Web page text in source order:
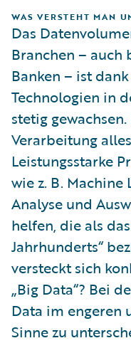
WAS VERSTEHT MAN
Das
Branchen – auch
Banken – ist
Technologien in
stetig
Verarbeitung
Leistungsstarke
wie z. B.
Analyse und
helfen, die als
Jahrhunderts“
versteckt sich
„Big Data“? Bei
Data im engeren
Sinne zu